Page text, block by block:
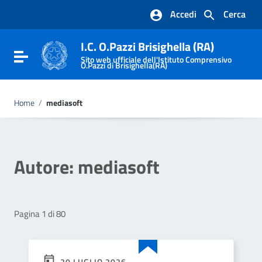
Vai al footer
Cerca
Accedi
Attiva / disattiva la navigazione
I.C. O.Pazzi Brisighella (RA)
Sito web ufficiale dell'Istituto Comprensivo
O.Pazzi di Brisighella(RA)
Home / mediasoft
Autore: mediasoft
Pagina 1 di 80